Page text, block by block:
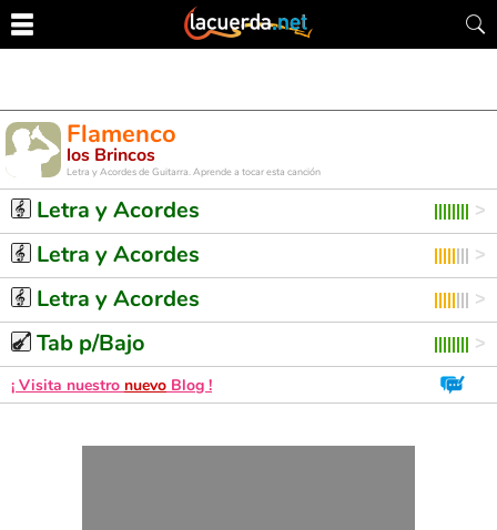
Flamenco
los Brincos
Letra y Acordes de Guitarra. Aprende a tocar esta canción
Letra y Acordes
Letra y Acordes
Letra y Acordes
Tab p/Bajo
¡ Visita nuestro nuevo Blog !